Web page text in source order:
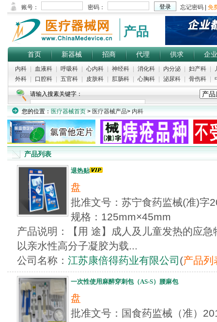
产品
首页 新器械 招商 代理 供求 企业
内科 血液科 呼吸科 心内科 神经科 消化科 内分泌 妇产科
外科
口腔科 五官科 皮肤科 肛肠科 心胸科 泌尿科 骨伤科
请输入搜素关键字：
您的位置： 医疗器械首页 > 医疗器械产品> 内科
产品列表
退热贴
盘
批准文号：苏宁食药监械(准)
规格：125mm×45mm
产品说明：【用 途】成人及儿童发热的应
以亲水性高分子凝胶为载...
公司名称： 江苏康倍得药业有限公司 (产品列
一次性使用麻醉穿刺包（AS-S）腰麻包
盘
批准文号：国食药监械（准）